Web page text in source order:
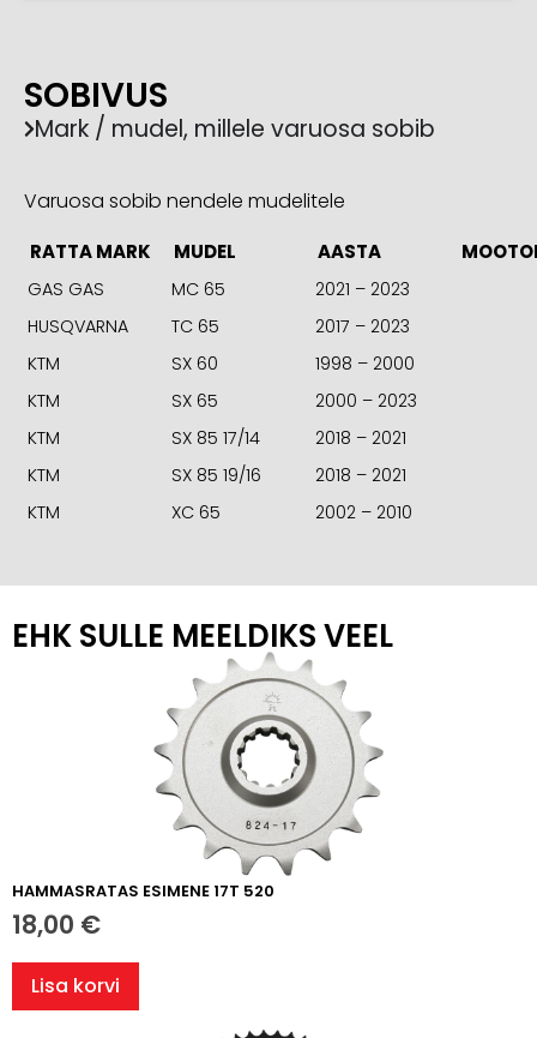
SOBIVUS
Mark / mudel, millele varuosa sobib
Varuosa sobib nendele mudelitele
RATTA MARK MUDEL AASTA
GAS GAS MC 65
2021 – 2023
HUSQVARNA
TC 65
2017 – 2023
KTM
SX 60
1998 – 2000
KTM
SX 65
2000 – 2023
KTM
SX 85 17/14
2018 – 2021
KTM
SX 85 19/16
2018 – 2021
KTM
XC 65 2002 – 2010
EHK SULLE MEELDIKS VEEL
HAMMASRATAS ESIMENE 17T 520
18,00 €
Lisa korvi